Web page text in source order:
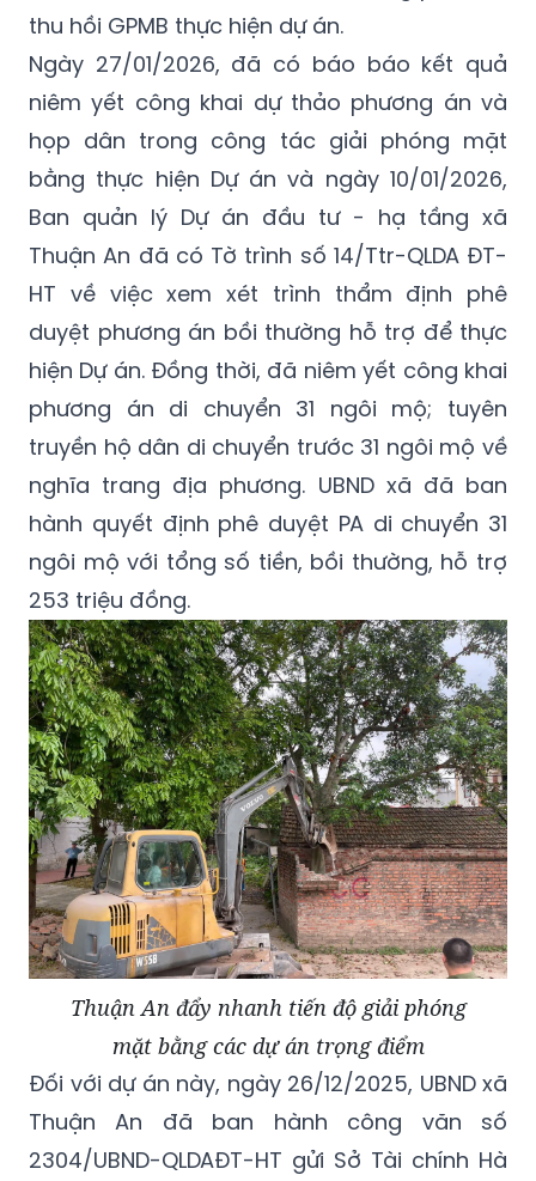
thu hồi GPMB thực hiện dự án.
Ngày 27/01/2026, đã có báo báo kết quả
niêm yết công khai dự thảo phương án và
họp dân trong công tác giải phóng mặt
bằng thực hiện Dự án và ngày 10/01/2026,
Ban quản lý Dự án đầu tư - hạ tầng xã
Thuận An đã có Tờ trình số 14/Ttr-QLDA ĐT-
HT về việc xem xét trình thẩm định phê
duyệt phương án bồi thường hỗ trợ để thực
hiện Dự án. Đồng thời, đã niêm yết công khai
phương án di chuyển 31 ngôi mộ; tuyên
truyền hộ dân di chuyển trước 31 ngôi mộ về
nghĩa trang địa phương. UBND xã đã ban
hành quyết định phê duyệt PA di chuyển 31
ngôi mộ với tổng số tiền, bồi thường, hỗ trợ
253 triệu đồng.
Thuận An đẩy nhanh tiến độ giải phóng
mặt bằng các dự án trọng điểm
Đối với dự án này, ngày 26/12/2025, UBND xã
Thuận An đã ban hành công văn số
2304/UBND-QLDAĐT-HT gửi Sở Tài chính Hà